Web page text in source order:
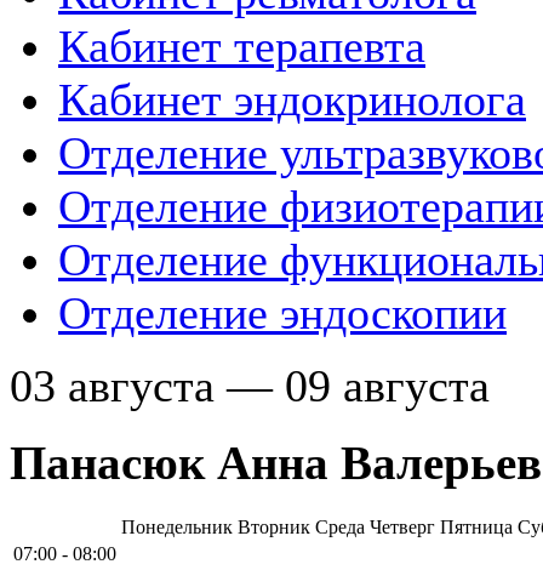
Кабинет терапевта
Кабинет эндокринолога
Отделение
Отделение
Отделение
Отделение эндоскопии
03 августа — 09 августа
Панасюк Анна
Понедельник Вторник Среда Четверг Пятница
07:00 - 08:00